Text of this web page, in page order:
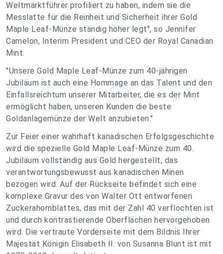
Weltmarktführer profiliert zu haben, indem sie die
Messlatte für die Reinheit und Sicherheit ihrer Gold
Maple Leaf-Münze ständig höher legt", so Jennifer
Camelon, Interim President und CEO der Royal Canadian
Mint.
"Unsere Gold Maple Leaf-Münze zum 40-jährigen
Jubiläum ist auch eine Hommage an das Talent und den
Einfallsreichtum unserer Mitarbeiter, die es der Mint
ermöglicht haben, unseren Kunden die beste
Goldanlagemünze der Welt anzubieten."
Zur Feier einer wahrhaft kanadischen Erfolgsgeschichte
wird die spezielle Gold Maple Leaf-Münze zum 40.
Jubiläum vollständig aus Gold hergestellt, das
verantwortungsbewusst aus kanadischen Minen
bezogen wird. Auf der Rückseite befindet sich eine
komplexe Gravur des von Walter Ott entworfenen
Zuckerahornblattes, das mit der Zahl 40 verflochten ist
und durch kontrastierende Oberflächen hervorgehoben
wird. Die vertraute Vorderseite mit dem Bildnis Ihrer
Majestät Königin Elisabeth II. von Susanna Blunt ist mit